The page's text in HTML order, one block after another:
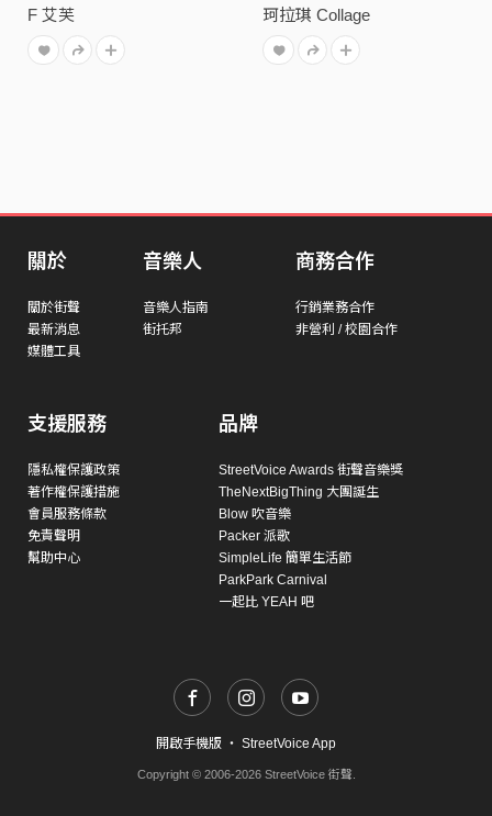
F 艾芙 珂拉琪 Collage
關於
關於街聲
最新消息
媒體工具
音樂人
音樂人指南
街托邦
商務合作
行銷業務合作
非營利 / 校園合作
支援服務
隱私權保護政策
著作權保護措施
會員服務條款
免責聲明
幫助中心
品牌
StreetVoice Awards 街聲音樂獎
TheNextBigThing 大團誕生
Blow 吹音樂
Packer 派歌
SimpleLife 簡單生活節
ParkPark Carnival
一起比 YEAH 吧
開啟手機版 ・ StreetVoice App
Copyright © 2006-2026 StreetVoice 街聲.